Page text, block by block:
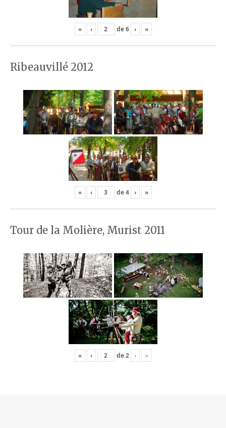
« ‹ de6 › »
Ribeauvillé 2012
« ‹ de4 › »
Tour de la Molière, Murist 2011
« ‹ de2 › »